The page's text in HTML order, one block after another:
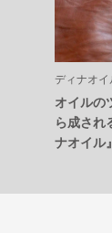
ディナオイ
オイルの
ら成され
ナオイル』